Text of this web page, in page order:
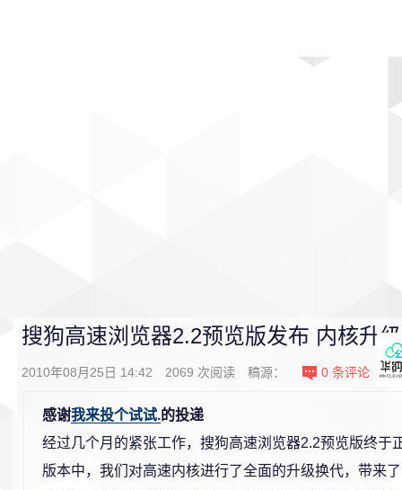
搜狗高速浏览器2.2预览版发布 内核升
2010年08月25日 14:42 2069 次阅读 稿源： 0 条评论
感谢我来投个试试.的投递
经过几个月的紧张工作，搜狗高速浏览器2.2预览版终于
版本中，我们对高速内核进行了全面的升级换代，带来